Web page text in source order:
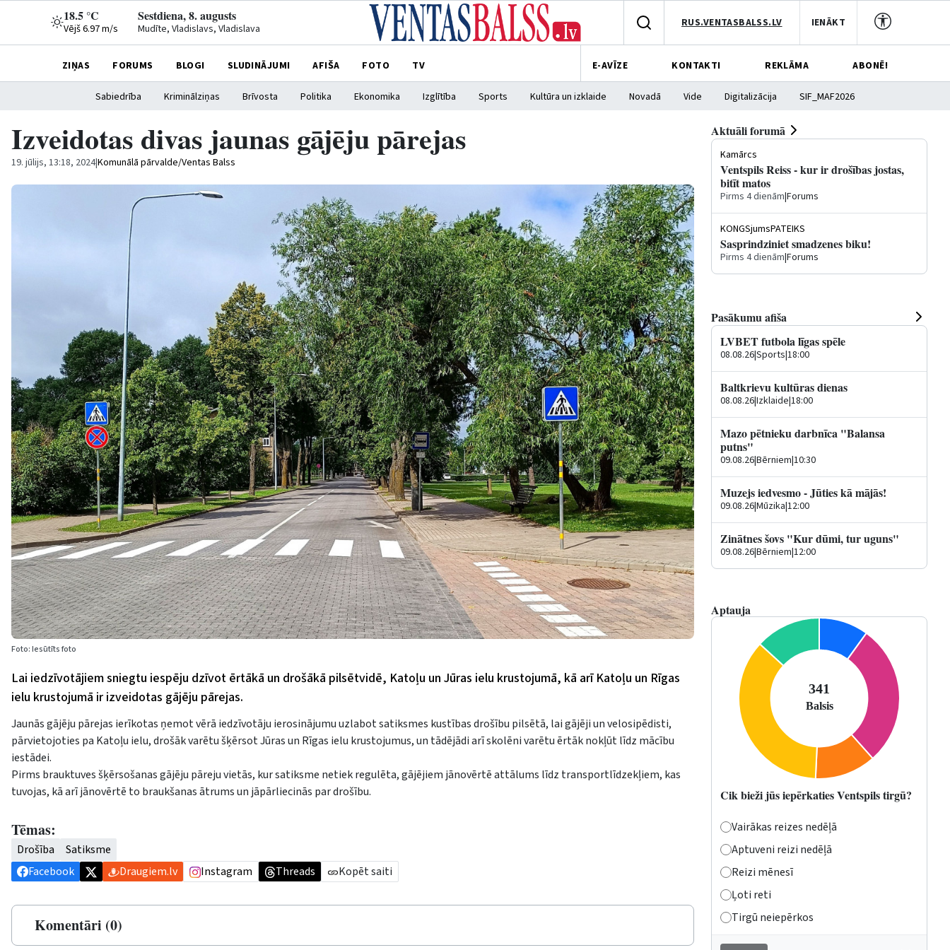
18.5 °C
Vējš 6.97 m/s
Sestdiena, 8. augusts
Mudīte, Vladislavs, Vladislava RUS.VENTASBALSS.LV IENĀKT
ZIŅAS FORUMS BLOGI SLUDINĀJUMI AFIŠA FOTO TV E-AVĪZE KONTAKTI REKLĀMA ABONĒ!
Sabiedrība Kriminālziņas Brīvosta Politika Ekonomika Izglītība Sports Kultūra un izklaide Novadā Vide Digitalizācija SIF_MAF2026
Izveidotas divas jaunas gājēju pārejas
19. jūlijs, 13:18, 2024|Komunālā pārvalde/Ventas Balss
Foto: Iesūtīts foto
Lai iedzīvotājiem sniegtu iespēju dzīvot ērtākā un drošākā pilsētvidē, Katoļu un Jūras ielu krustojumā, kā arī Katoļu un Rīgas
ielu krustojumā ir izveidotas gājēju pārejas.
Jaunās gājēju pārejas ierīkotas ņemot vērā iedzīvotāju ierosinājumu uzlabot satiksmes kustības drošību pilsētā, lai gājēji un velosipēdisti,
pārvietojoties pa Katoļu ielu, drošāk varētu šķērsot Jūras un Rīgas ielu krustojumus, un tādējādi arī skolēni varētu ērtāk nokļūt līdz mācību
iestādei.
Pirms brauktuves šķērsošanas gājēju pāreju vietās, kur satiksme netiek regulēta, gājējiem jānovērtē attālums līdz transportlīdzekļiem, kas
tuvojas, kā arī jānovērtē to braukšanas ātrums un jāpārliecinās par drošību.
Tēmas:
Drošība
Satiksme
Facebook
Draugiem.lv Instagram Threads Kopēt saiti
Komentāri (0)
Aktuāli forumā
Kamārcs
Ventspils Reiss - kur ir drošības jostas,
bitīt matos
Pirms 4 dienām|Forums
KONGSjumsPATEIKS
Sasprindziniet smadzenes biku!
Pirms 4 dienām|Forums
Pasākumu afiša
LVBET futbola līgas spēle
08.08.26|Sports|18:00
Baltkrievu kultūras dienas
08.08.26|Izklaide|18:00
Mazo pētnieku darbnīca "Balansa
putns"
09.08.26|Bērniem|10:30
Muzejs iedvesmo - Jūties kā mājās!
09.08.26|Mūzika|12:00
Zinātnes šovs "Kur dūmi, tur uguns"
09.08.26|Bērniem|12:00
Aptauja
Cik bieži jūs iepērkaties Ventspils tirgū?
Vairākas reizes nedēļā
Aptuveni reizi nedēļā
Reizi mēnesī
Ļoti reti
Tirgū neiepērkos